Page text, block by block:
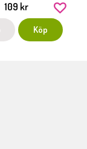
109 kr
Köp